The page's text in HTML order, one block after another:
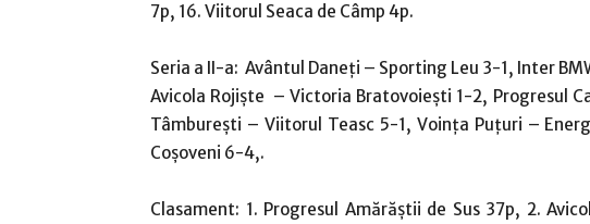
7p, 16. Viitorul Seaca de Câmp 4p.
Seria a II-a: Avântul Daneţi – Sporting Leu 3-1, Inter
Avicola Rojişte – Victoria Bratovoieşti 1-2, Progresul
Tâmbureşti – Viitorul Teasc 5-1, Voinţa Puţuri –
Coşoveni 6-4,.
Clasament: 1. Progresul Amărăştii de Sus 37p, 2.